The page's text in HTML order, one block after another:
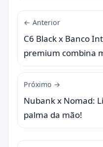
← Anterior
C6 Black x Banco
premium combina
Próximo →
Nubank x Nomad:
palma da mão!